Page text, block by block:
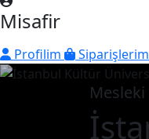
Misafir
Profilim Siparişlerim